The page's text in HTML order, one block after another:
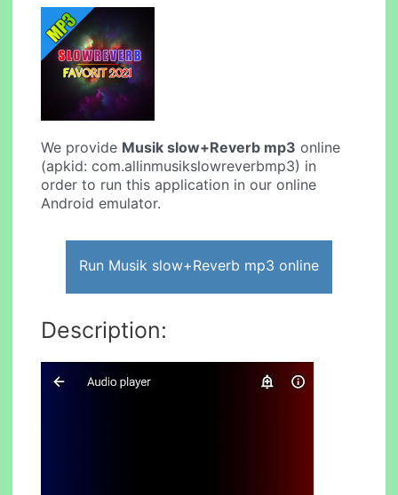
We provide Musik slow+Reverb mp3 online
(apkid: com.allinmusikslowreverbmp3) in
order to run this application in our online
Android emulator.
Run Musik slow+Reverb mp3 online
Description: